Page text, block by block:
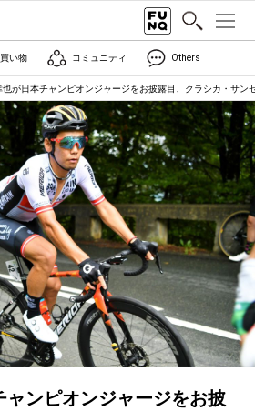
買い物 コミュニティ Others
也が日本チャンピオンジャージをお披露目、クラシカ・サン
ャンピオンジャージをお披